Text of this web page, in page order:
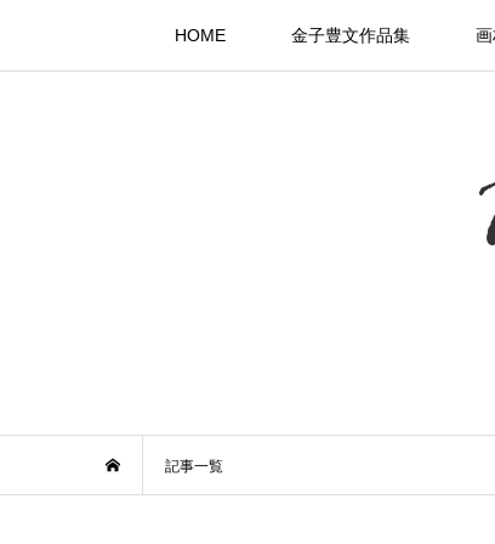
HOME 金子豊文作品集
記事一覧